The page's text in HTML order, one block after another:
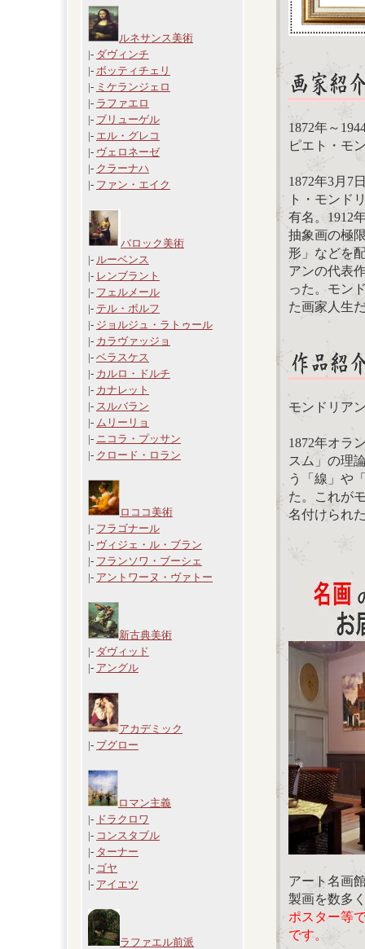
ルネサンス美術
|- ダヴィンチ
|- ボッティチェリ
|- ミケランジェロ
|- ラファエロ
|- ブリューゲル
|- エル・グレコ
|- ヴェロネーゼ
|- クラーナハ
|- ファン・エイク
バロック美術
|- ルーベンス
|- レンブラント
|- フェルメール
|- テル・ボルフ
|- ジョルジュ・ラトゥール
|- カラヴァッジョ
|- ベラスケス
|- カルロ・ドルチ
|- カナレット
|- スルバラン
|- ムリーリョ
|- ニコラ・プッサン
|- クロード・ロラン
ロココ美術
|- フラゴナール
|- ヴィジェ・ル・ブラン
|- フランソワ・ブーシェ
|- アントワーヌ・ヴァトー
新古典美術
|- ダヴィッド
|- アングル
アカデミック
|- ブグロー
ロマン主義
|- ドラクロワ
|- コンスタブル
|- ターナー
|- ゴヤ
|- アイエツ
ラファエル前派
1872年～
ピエト・モ
1872年3月7
ト・モンド
有名。1912
抽象画の極
形」などを
アンの代表
った。モン
た画家人生
モンドリア
1872年オラ
スム」の理
う「線」や
た。これが
名付けられ
アート名画
製画を数多
ポスター等
です。